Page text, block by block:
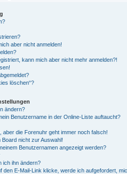
aber nicht anmelden!
kann mich aber nicht mehr anmelden?!
löschen“?
ändern?
Benutzername in der Online-Liste auftaucht?
aber die Forenuhr geht immer noch falsch!
nicht zur Auswahl!
Benutzernamen angezeigt werden?
ich ihn ändern?
den E-Mail-Link klicke, werde ich aufgefordert,